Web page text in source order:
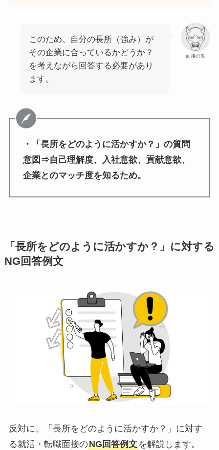
面接の鬼
このため、自分の長所（強み）が
その企業に合っているかどうか？
を考えながら回答する必要があり
ます。
・「長所をどのように活かすか？」の質問
意図⇒自己理解度、入社意欲、貢献意欲、
企業とのマッチ度を知るため。
「長所をどのように活かすか？」に対する
NG回答例文
反対に、「長所をどのように活かすか？」に対す
る就活・転職面接のNG回答例文を解説します。